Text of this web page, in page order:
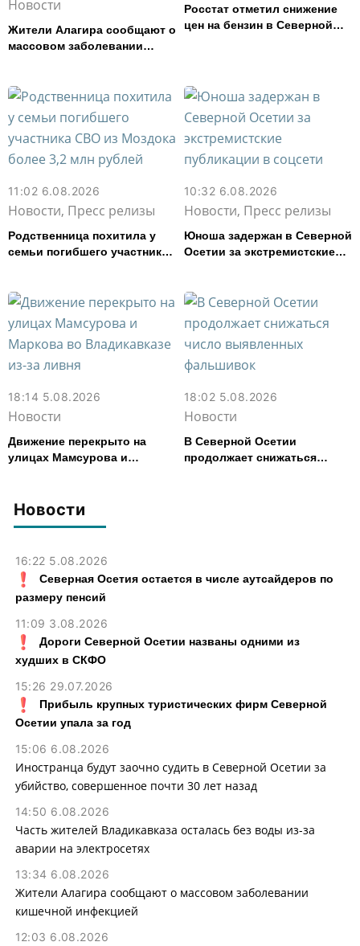
Новости
16:22 5.08.2026
Северная Осетия остается в числе аутсайдеров по
размеру пенсий
11:09 3.08.2026
Дороги Северной Осетии названы одними из
худших в СКФО
15:26 29.07.2026
Прибыль крупных туристических фирм Северной
Осетии упала за год
15:06 6.08.2026
Иностранца будут заочно судить в Северной Осетии за
убийство, совершенное почти 30 лет назад
14:50 6.08.2026
Часть жителей Владикавказа осталась без воды из-за
аварии на электросетях
13:34 6.08.2026
Жители Алагира сообщают о массовом заболевании
кишечной инфекцией
12:03 6.08.2026
Новости
Жители Алагира сообщают о
массовом заболевании
Росстат отметил снижение
цен на бензин в Северной
11:02 6.08.2026
Новости, Пресс релизы
Родственница похитила у
семьи погибшего участника
10:32 6.08.2026
Новости, Пресс релизы
Юноша задержан в Северной
Осетии за экстремистские
18:14 5.08.2026
Новости
Движение перекрыто на
улицах Мамсурова и
18:02 5.08.2026
Новости
В Северной Осетии
продолжает снижаться